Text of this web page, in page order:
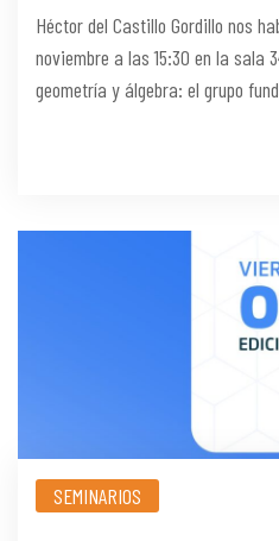
Héctor del Castillo Gordillo nos
noviembre a las 15:30 en la sala
geometría y álgebra: el grupo
SEMINARIOS